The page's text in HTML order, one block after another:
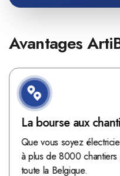
Avantages
La bourse aux
véritable mine d'or !
Que vous soyez
à plus de 8000 chantiers
toute la Belgique.